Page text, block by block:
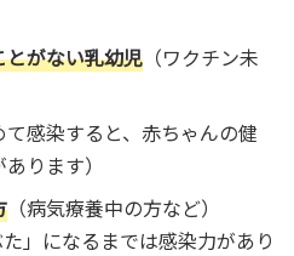
がない乳幼児 （ワクチン未
て感染すると、赤ちゃんの健
ります）
（病気療養中の方など）
」になるまでは感染力があり